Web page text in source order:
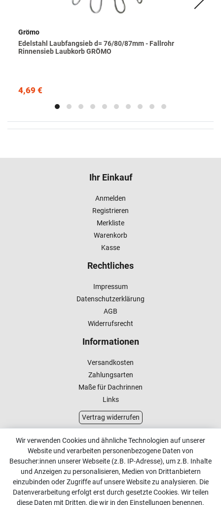
Grömo
Edelstahl Laubfangsieb d= 76/80/87mm - Fallrohr
Rinnensieb Laubkorb GRÖMO
4,69 €
Ihr Einkauf
Anmelden
Registrieren
Merkliste
Warenkorb
Kasse
Rechtliches
Impressum
Datenschutzerklärung
AGB
Widerrufsrecht
Informationen
Versandkosten
Zahlungsarten
Maße für Dachrinnen
Links
Vertrag widerrufen
Kundenservice
Kontakt
Online Retourenservice
Kontakt
Wir verwenden Cookies und ähnliche Technologien auf unserer
Website und verarbeiten personenbezogene Daten von
Besucher:innen unserer Webseite (z.B. IP-Adresse), um z.B. Inhalte
und Anzeigen zu personalisieren, Medien von Drittanbietern
einzubinden oder Zugriffe auf unsere Website zu analysieren. Die
Datenverarbeitung erfolgt erst durch gesetzte Cookies. Wir teilen
diese Daten mit Dritten, die wir in den Einstellungen benennen.